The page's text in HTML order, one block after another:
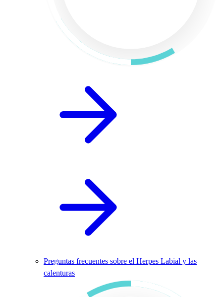
Preguntas frecuentes sobre el Herpes Labial y las
calenturas